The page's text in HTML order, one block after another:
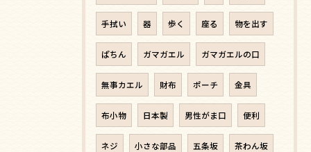
手拭い 器 歩く 座る 物を出す
ぱちん ガマガエル ガマガエルの口
無事カエル 財布 ポーチ 金具
布小物 日本製 男性がま口 便利
ネジ 小さな部品 五条坂 茶わん坂